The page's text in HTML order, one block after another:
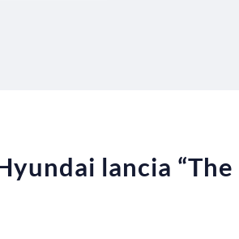
lancia